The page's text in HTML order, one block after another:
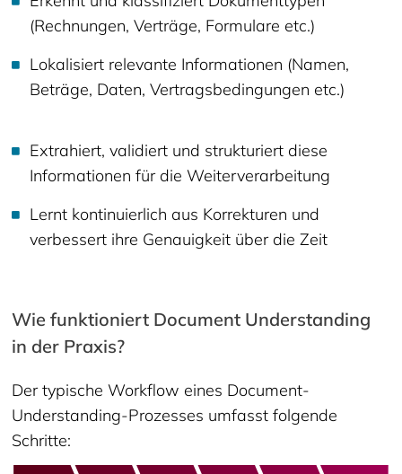
(Rechnungen, Verträge, Formulare etc.)
Lokalisiert relevante Informationen (Namen,
Beträge, Daten, Vertragsbedingungen etc.)
Extrahiert, validiert und strukturiert diese
Informationen für die Weiterverarbeitung
Lernt kontinuierlich aus Korrekturen und
verbessert ihre Genauigkeit über die Zeit
Wie funktioniert Document Understanding
in der Praxis?
Der typische Workflow eines Document-
Understanding-Prozesses umfasst folgende
Schritte: